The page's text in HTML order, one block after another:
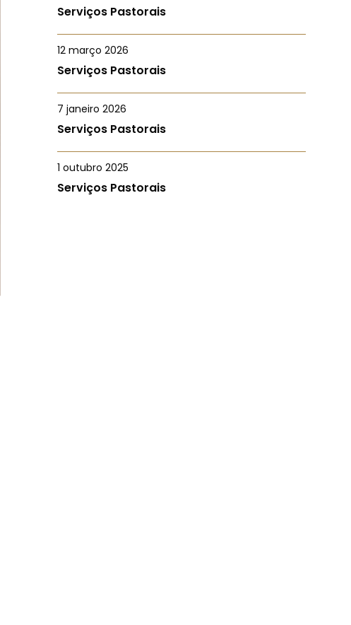
Serviços Pastorais
12 março 2026
Serviços Pastorais
7 janeiro 2026
Serviços Pastorais
1 outubro 2025
Serviços Pastorais